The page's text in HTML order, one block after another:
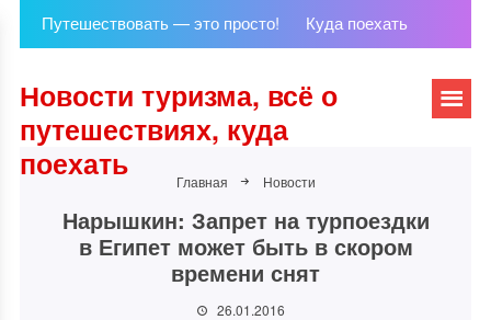
Путешествовать — это просто! Куда поехать
Новости туризма, всё о
путешествиях, куда
поехать
Главная Новости
Нарышкин: Запрет на турпоездки
в Египет может быть в скором
времени снят
26.01.2016